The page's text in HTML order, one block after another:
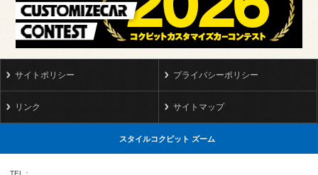
サイトポリシー プライバシーポリシー
リンク サイトマップ
スタイルコクピット ズーム
TEL